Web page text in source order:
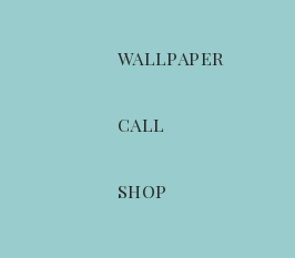
WALLPAPER
CALL
SHOP